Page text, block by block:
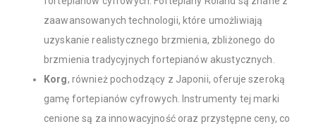
zaawansowanych technologii, które umożliwiają
uzyskanie realistycznego brzmienia, zbliżonego do
brzmienia tradycyjnych fortepianów akustycznych.
Korg, również pochodzący z Japonii, oferuje szeroką
gamę fortepianów cyfrowych. Instrumenty tej marki
cenione są za innowacyjność oraz przystępne ceny, co